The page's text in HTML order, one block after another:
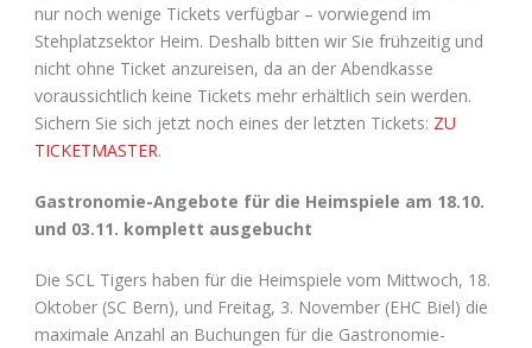
nur noch wenige Tickets verfügbar – vorwiegend im
Stehplatzsektor Heim. Deshalb bitten wir Sie frühzeitig und
nicht ohne Ticket anzureisen, da an der Abendkasse
voraussichtlich keine Tickets mehr erhältlich sein werden.
Sichern Sie sich jetzt noch eines der letzten Tickets: ZU
TICKETMASTER.
Gastronomie-Angebote für die Heimspiele am 18.10.
und 03.11. komplett ausgebucht
Die SCL Tigers haben für die Heimspiele vom Mittwoch, 18.
Oktober (SC Bern), und Freitag, 3. November (EHC Biel) die
maximale Anzahl an Buchungen für die Gastronomie-